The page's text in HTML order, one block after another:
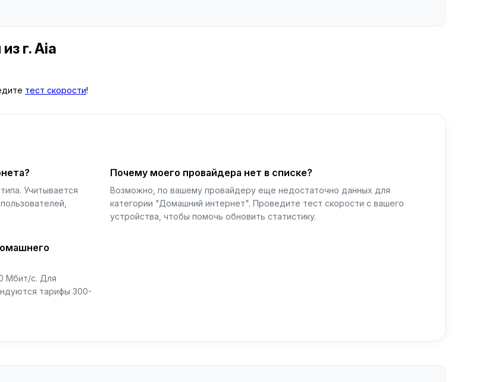
из г. Aia
тест скорости!
Учитывается
Почему моего провайдера нет в списке?
Возможно, по вашему провайдеру еще недостаточно данных для
категории "Домашний интернет". Проведите тест скорости с вашего
устройства, чтобы помочь обновить статистику.
Мбит/с. Для
тарифы 300-